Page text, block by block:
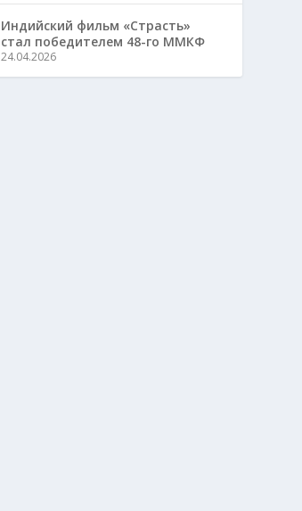
Индийский фильм «Страсть»
стал победителем 48-го ММКФ
24.04.2026